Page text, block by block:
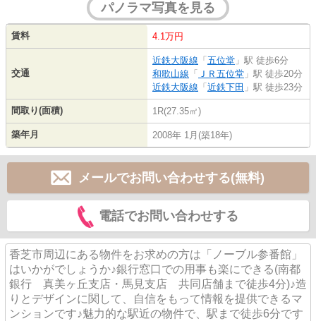
パノラマ写真を見る
賃料 4.1万円
交通
近鉄大阪線 「 五位堂 」駅 徒歩6分
和歌山線 「 ＪＲ五位堂 」駅 徒歩20分
近鉄大阪線 「 近鉄下田 」駅 徒歩23分
間取り(面積) 1R(27.35㎡)
築年月 2008年 1月(築18年)
メールでお問い合わせする(無料)
電話でお問い合わせする
香芝市周辺にある物件をお求めの方は「ノーブル参番館」
はいかがでしょうか♪銀行窓口での用事も楽にできる(南都
銀行 真美ヶ丘支店・馬見支店 共同店舗まで徒歩4分)♪造
りとデザインに関して、自信をもって情報を提供できるマ
ンションです♪魅力的な駅近の物件で、駅まで徒歩6分です